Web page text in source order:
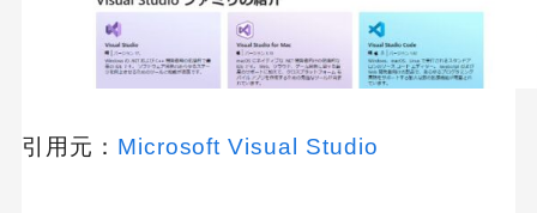
引用元： Microsoft Visual Studio